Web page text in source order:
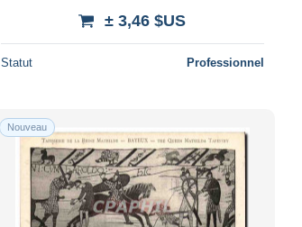
± 3,46 $US
Statut Professionnel
Nouveau